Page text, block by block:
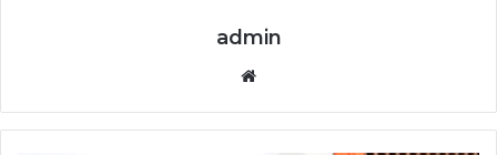
admin